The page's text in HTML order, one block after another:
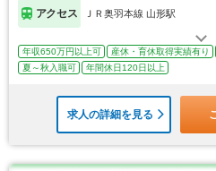
アクセス ＪＲ奥羽本線 山形駅
年収650万円以上可 産休・育休取得実績有り
夏～秋入職可
年間休日120日以上
求人の詳細を見る